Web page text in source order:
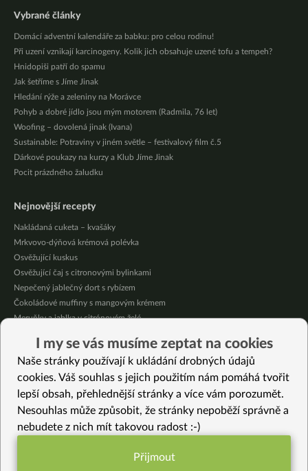
Vybrané články
Domácí adventní kalendáře za babku: pro celou rodinu!
Při uzení vznikají karcinogeny. Kolik jich obsahuje uzené tofu a tempeh?
Hnidopiši patří do spamu
Jak šetříme s Jíme Jinak
Hledání rýže a zeleniny na Morávce
Pohyb a dobré jídlo jsou mým motorem (Radmila, 76 let)
Woofing – dovolená jinak (Ivana)
Sustainable: Potraviny v jiném světle – festivalový film č.5
Dárkové poukazy na kurzy a Klub Jíme Jinak
Pocit prázdného žaludku
Nejnovější recepty
Nakládaná cuketa – kvašáky
Mrkvovo-dýňová krémová polévka
Osvěžující kuskus
Osvěžující čaj s citronovými bylinkami
Nepečený jablečný dort s rybízem
Čokoládové muffiny s mangovým krémem
Meruňky a jablka v citrónovém želé
Celozrnná rýže basmati se zeleninou
Citrónové muffiny s borůvkovým krémem
Vybrané recepty
Restovaná cizrna s kapustou a pestem
I my se vás musíme zeptat na cookies
Naše stránky používají k ukládání drobných údajů
cookies. Váš souhlas s jejich použitím nám pomáhá tvořit
lepší obsah, přehlednější stránky a více vám porozumět.
Nesouhlas může způsobit, že stránky nepoběží správně a
nebudete z nich mít takovou radost :-)
Funkční nastavení potřebujeme (vždy
Přijmout